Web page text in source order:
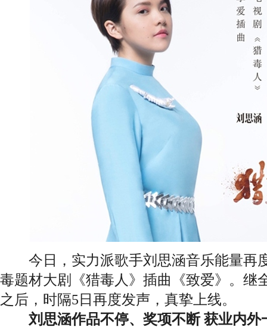
今日，实力派歌手刘思涵音乐能量再
毒题材大剧《猎毒人》插曲《致爱》。继
之后，时隔5日再度发声，真挚上线。
刘思涵作品不停、奖项不断 获业内外